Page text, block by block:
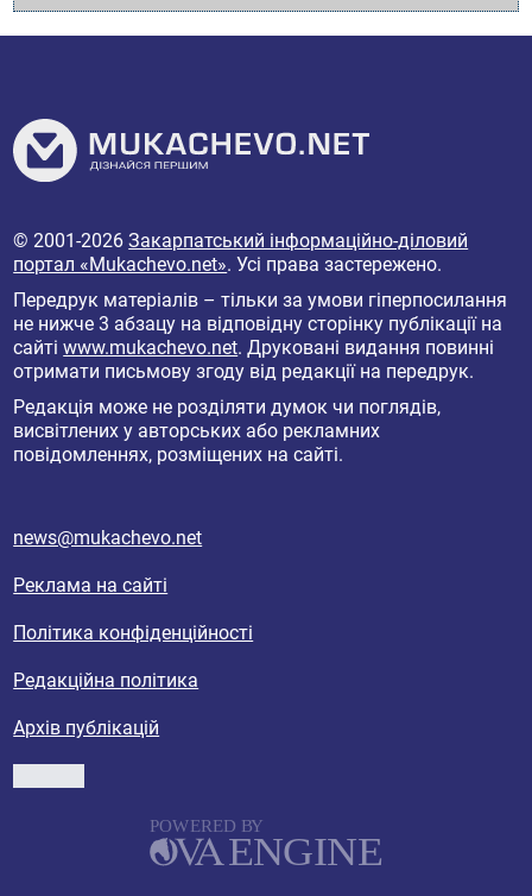
© 2001-2026Закарпатський інформаційно-діловий
портал «Mukachevo.net». Усі права застережено.
Передрук матеріалів – тільки за умови гіперпосилання
не нижче 3 абзацу на відповідну сторінку публікації на
сайтіwww.mukachevo.net. Друковані видання повинні
отримати письмову згоду від редакції на передрук.
Редакція може не розділяти думок чи поглядів,
висвітлених у авторських або рекламних
повідомленнях, розміщених на сайті.
news@mukachevo.net
Реклама на сайті
Політика конфіденційності
Редакційна політика
Архів публікацій